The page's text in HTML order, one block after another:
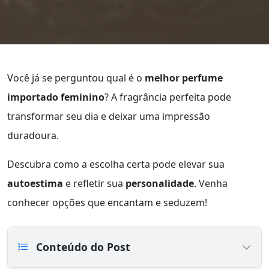
Você já se perguntou qual é o melhor perfume
importado feminino? A fragrância perfeita pode
transformar seu dia e deixar uma impressão
duradoura.
Descubra como a escolha certa pode elevar sua
autoestima e refletir sua personalidade. Venha
conhecer opções que encantam e seduzem!
Conteúdo do Post